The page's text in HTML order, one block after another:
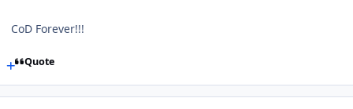
CoD Forever!!!
Quote